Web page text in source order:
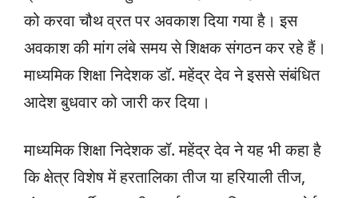
को करवा चौथ व्रत पर अवकाश दिया गया है। इस
अवकाश की मांग लंबे समय से शिक्षक संगठन कर रहे हैं।
माध्यमिक शिक्षा निदेशक डॉ. महेंद्र देव ने इससे संबंधित
आदेश बुधवार को जारी कर दिया।
माध्यमिक शिक्षा निदेशक डॉ. महेंद्र देव ने यह भी कहा है
कि क्षेत्र विशेष में हरतालिका तीज या हरियाली तीज,